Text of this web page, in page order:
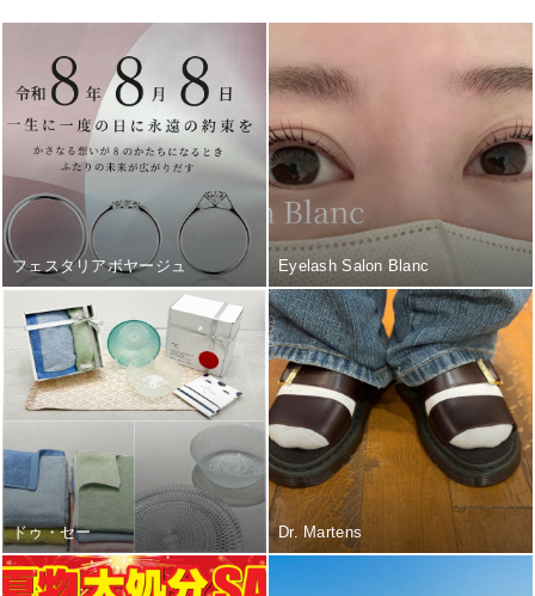
フェスタリアボヤージュ Eyelash Salon Blanc
ドゥ・セー Dr. Martens